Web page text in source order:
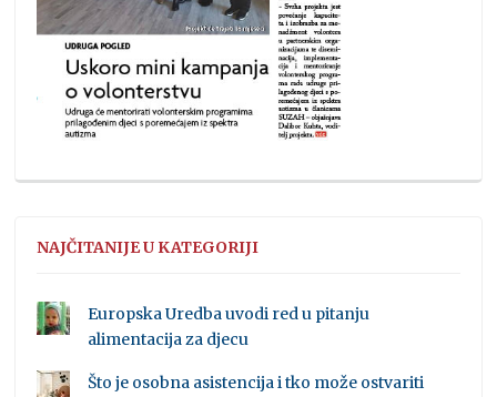
NAJČITANIJE U KATEGORIJI
Europska Uredba uvodi red u pitanju
alimentacija za djecu
Što je osobna asistencija i tko može ostvariti